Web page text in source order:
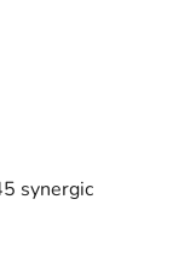
synergic